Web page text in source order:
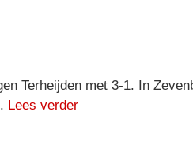
Terheijden met 3-1. In
Lees verder